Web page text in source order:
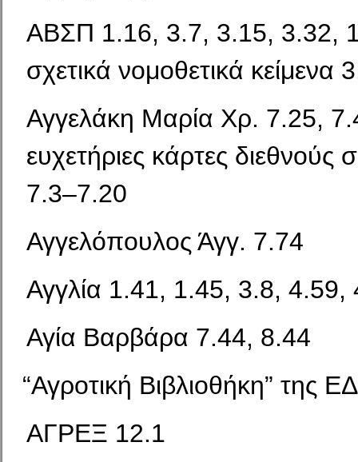
ΑΒΣΠ 1.16, 3.7, 3.15, 3.32,
σχετικά νομοθετικά κείμενα
Αγγελάκη Μαρία Χρ. 7.25,
ευχετήριες κάρτες
7.3–7.20
Αγγελόπουλος Άγγ. 7.74
Αγγλία 1.41, 1.45, 3.8, 4.59,
Αγία Βαρβάρα 7.44, 8.44
“Αγροτική Βιβλιοθήκη” της
ΑΓΡΕΞ 12.1